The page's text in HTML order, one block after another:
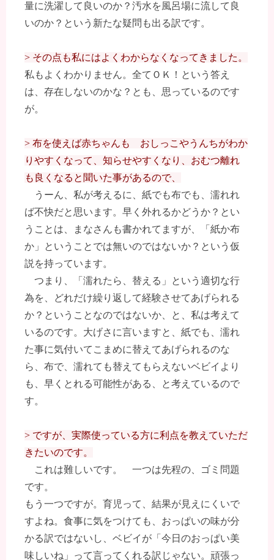
量に洗濯して良いのか？汚水を風呂場に流して良
いのか？という新たな疑問も出る訳です。
> その点も私にはよくわからなくなってきました。
私もよくわかりません。全てＯＫ！という答え
は、存在しないのかな？とも、思っているのです
が。
> 布を使えば赤ちゃんも おしっこやうんちがわか
りやすくなって、知らせやすくなり、おむつ離れ
も良くなると聞いた事があるので、
うーん、私が考えるに、紙でも布でも、濡れれ
ば不快だと思います。早く外れるかどうか？とい
うことは、まなさんも書かれてますが、「紙か布
か」ということでは無いのではないか？という仮
説を持っています。
つまり、「濡れたら、替える」という適切な行
為を、どれだけ繰り返して経験させてあげられる
か？ということなのではないか、と、私は考えて
いるのです。大げさに言いますと、紙でも、濡れ
た事に気付いてこまめに替えてあげられるのな
ら、布で、濡れても替えてもらえないベビイより
も、早くとれる可能性がある、と考えているので
す。
> ですが、実際使っている方に利点を教えていただ
きたいのです。
これは難しいです。 一つは先程の、ゴミ問題
です。
もう一つですが。育児って、結果が見えにくいで
すよね。食事に気をつけても、おっぱいの味が分
かる訳ではないし、ベビイが「今日のおっぱい美
味しいね」って言ってくれる訳じゃない。頑張っ